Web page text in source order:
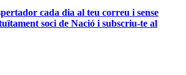
cada dia al teu correu i sense
soci de Nació i subscriu-te al